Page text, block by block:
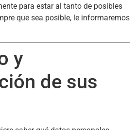
para estar al tanto de posibles
que sea posible, le informaremos
y
de sus